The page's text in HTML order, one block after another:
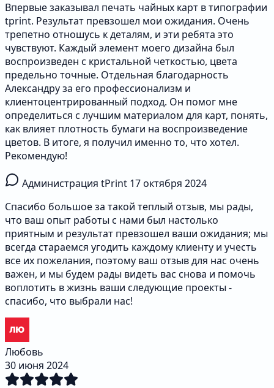
Впервые заказывал печать чайных карт в типографии
tprint. Результат превзошел мои ожидания. Очень
трепетно отношусь к деталям, и эти ребята это
чувствуют. Каждый элемент моего дизайна был
воспроизведен с кристальной четкостью, цвета
предельно точные. Отдельная благодарность
Александру за его профессионализм и
клиентоцентрированный подход. Он помог мне
определиться с лучшим материалом для карт, понять,
как влияет плотность бумаги на воспроизведение
цветов. В итоге, я получил именно то, что хотел.
Рекомендую!
Администрация tPrint 17 октября 2024
Спасибо большое за такой теплый отзыв, мы рады,
что ваш опыт работы с нами был настолько
приятным и результат превзошел ваши ожидания; мы
всегда стараемся угодить каждому клиенту и учесть
все их пожелания, поэтому ваш отзыв для нас очень
важен, и мы будем рады видеть вас снова и помочь
воплотить в жизнь ваши следующие проекты -
спасибо, что выбрали нас!
Любовь
30 июня 2024